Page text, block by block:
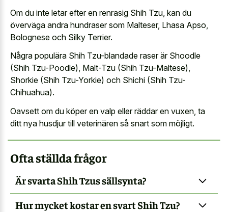
Om du inte letar efter en renrasig Shih Tzu, kan du
överväga andra hundraser som Malteser, Lhasa Apso,
Bolognese och Silky Terrier.
Några populära Shih Tzu-blandade raser är Shoodle
(Shih Tzu-Poodle), Malt-Tzu (Shih Tzu-Maltese),
Shorkie (Shih Tzu-Yorkie) och Shichi (Shih Tzu-
Chihuahua).
Oavsett om du köper en valp eller räddar en vuxen, ta
ditt nya husdjur till veterinären så snart som möjligt.
Ofta ställda frågor
Är svarta Shih Tzus sällsynta?
Hur mycket kostar en svart Shih Tzu?